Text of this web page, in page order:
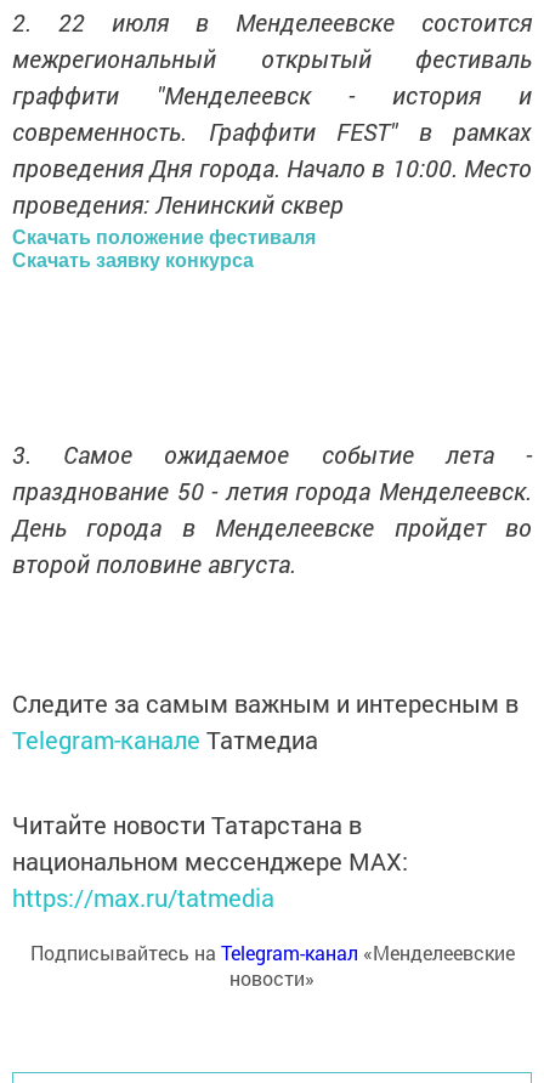
2. 22 июля в Менделеевске состоится
межрегиональный открытый фестиваль
граффити "Менделеевск - история и
современность. Граффити FEST" в рамках
проведения Дня города. Начало в 10:00. Место
проведения: Ленинский сквер
Скачать положение фестиваля
Скачать заявку конкурса
3. Самое ожидаемое событие лета -
празднование 50 - летия города Менделеевск.
День города в Менделеевске пройдет во
второй половине августа.
Следите за самым важным и интересным в
Telegram-канале Татмедиа
Читайте новости Татарстана в
национальном мессенджере MАХ:
https://max.ru/tatmedia
Подписывайтесь на Telegram-канал «Менделеевские
новости»